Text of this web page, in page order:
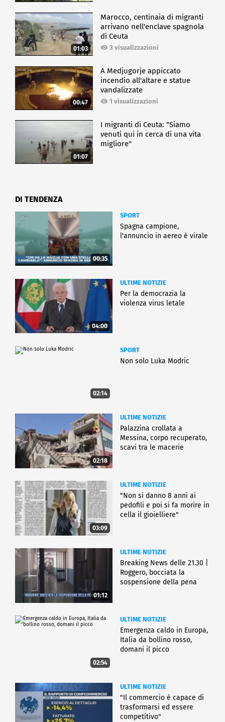
01:03
Marocco, centinaia di migranti
arrivano nell'enclave spagnola
di Ceuta
3 visualizzazioni
00:47
A Medjugorje appiccato
incendio all'altare e statue
vandalizzate
1 visualizzazioni
01:07
I migranti di Ceuta: "Siamo
venuti qui in cerca di una vita
migliore"
DI TENDENZA
00:35
SPORT
Spagna campione,
l'annuncio in aereo è virale
04:00
ULTIME NOTIZIE
Per la democrazia la
violenza virus letale
02:14
SPORT
Non solo Luka Modric
02:18
ULTIME NOTIZIE
Palazzina crollata a
Messina, corpo recuperato,
scavi tra le macerie
03:09
ULTIME NOTIZIE
"Non si danno 8 anni ai
pedofili e poi si fa morire in
cella il gioielliere"
01:12
ULTIME NOTIZIE
Breaking News delle 21.30 |
Roggero, bocciata la
sospensione della pena
02:54
ULTIME NOTIZIE
Emergenza caldo in Europa,
Italia da bollino rosso,
domani il picco
ULTIME NOTIZIE
"Il commercio è capace di
trasformarsi ed essere
competitivo"